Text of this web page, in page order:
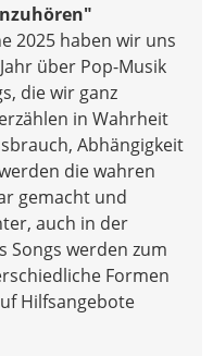
2025 haben wir uns
über Pop-Musik
die wir ganz
in Wahrheit
Abhängigkeit
die wahren
gemacht und
auch in der
Songs werden zum
Formen
Hilfsangebote